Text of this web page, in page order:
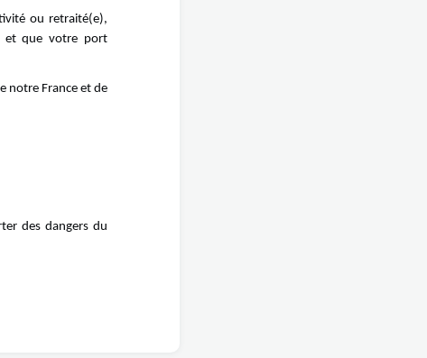
ou retraité(e),
et que votre port
notre France et de
des dangers du